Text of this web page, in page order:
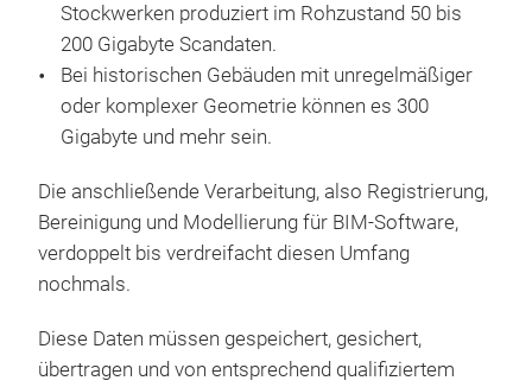
Stockwerken produziert im Rohzustand 50 bis
200 Gigabyte Scandaten.
Bei historischen Gebäuden mit unregelmäßiger
oder komplexer Geometrie können es 300
Gigabyte und mehr sein.
Die anschließende Verarbeitung, also Registrierung,
Bereinigung und Modellierung für BIM-Software,
verdoppelt bis verdreifacht diesen Umfang
nochmals.
Diese Daten müssen gespeichert, gesichert,
übertragen und von entsprechend qualifiziertem